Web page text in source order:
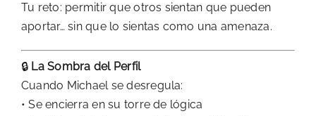
Tu reto: permitir que otros sientan que pueden
aportar… sin que lo sientas como una amenaza.
🔒 La Sombra del Perfil
Cuando Michael se desregula:
• Se encierra en su torre de lógica